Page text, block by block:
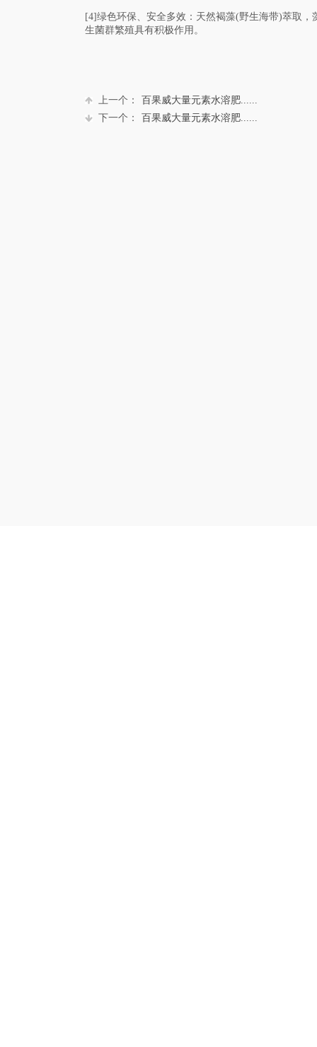
[4]绿色环保、安全多效：天然褐藻(野生海带)萃取
生菌群繁殖具有积极作用。
上一个：
百果威大量元素水溶肥......
下一个：
百果威大量元素水溶肥......